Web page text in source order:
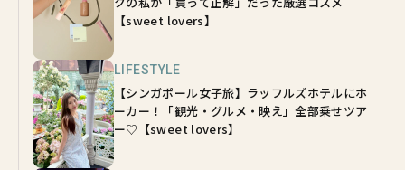
【sweet lovers】
LIFESTYLE
【シンガポール女子旅】ラッフルズホテルにホ
ーカー！「観光・グルメ・映え」全部乗せツア
ー♡【sweet lovers】